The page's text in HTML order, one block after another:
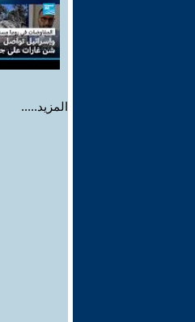
المزيد.....